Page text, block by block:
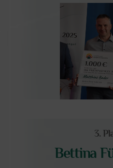
3.
Bettina